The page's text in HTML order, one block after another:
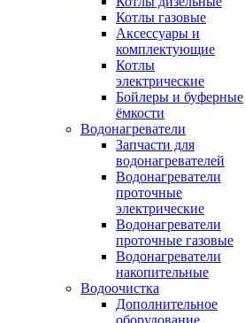
Котлы газовые
Аксессуары и
комплектующие
Котлы
электрические
Бойлеры и буферные
ёмкости
Водонагреватели
Запчасти для
водонагревателей
Водонагреватели
проточные
электрические
Водонагреватели
проточные газовые
Водонагреватели
накопительные
Водоочистка
Дополнительное
оборудование